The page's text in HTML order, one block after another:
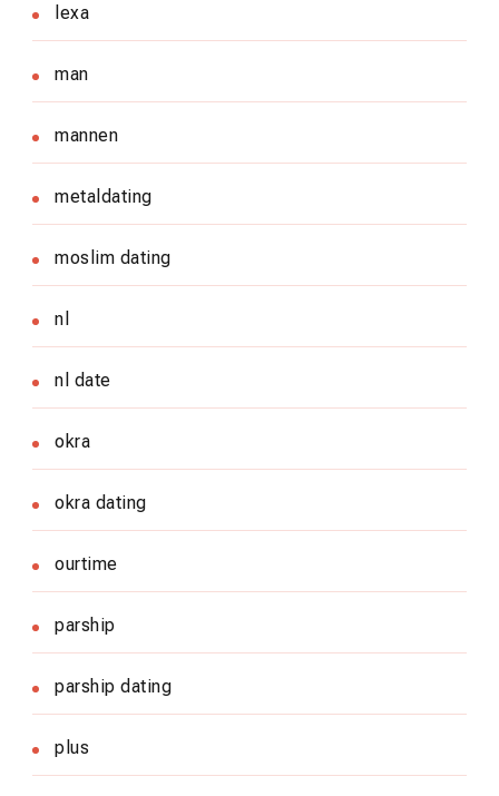
lexa
man
mannen
metaldating
moslim dating
nl
nl date
okra
okra dating
ourtime
parship
parship dating
plus